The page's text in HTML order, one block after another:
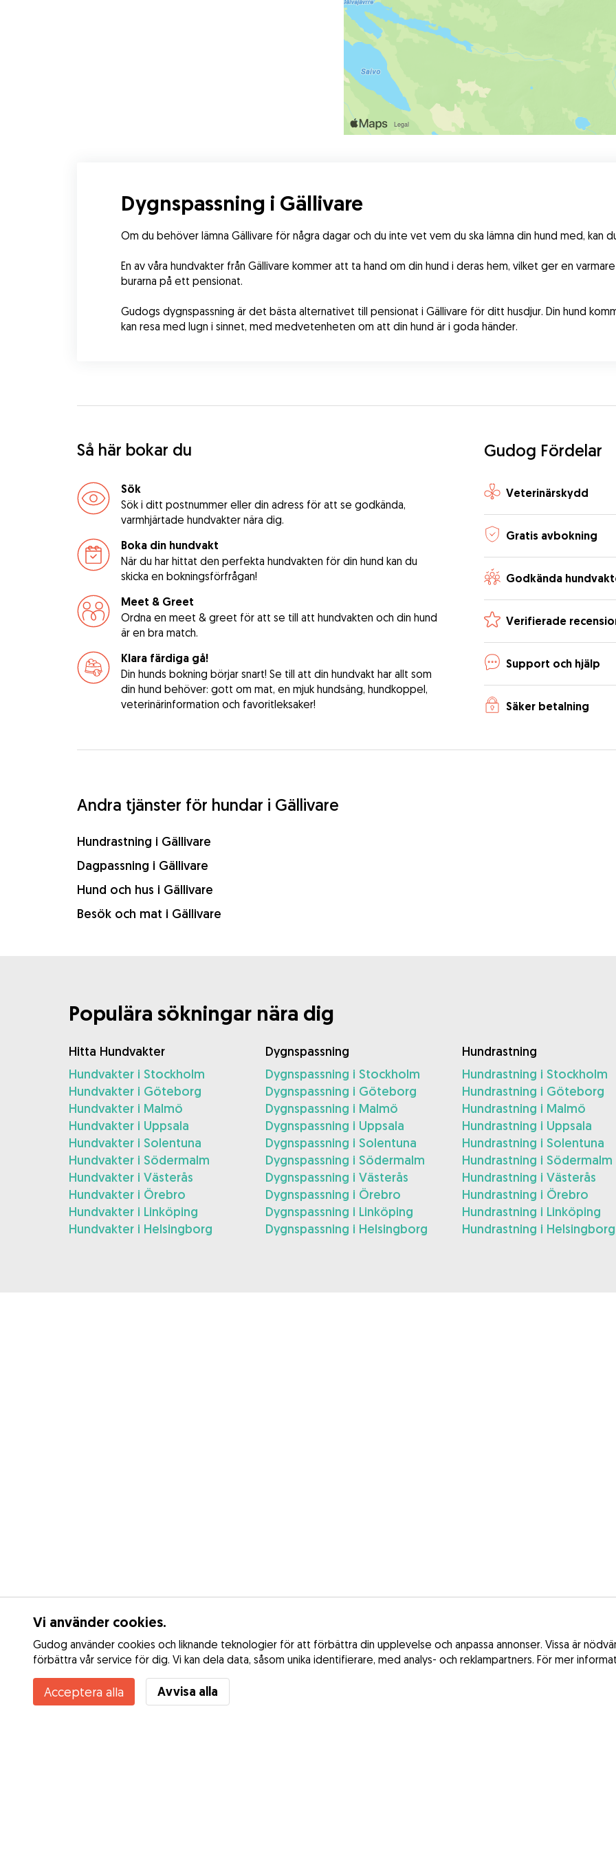
Dygnspassning i Gällivare
Om du behöver lämna Gällivare för några dagar och du inte vet vem du ska lämna din hund med, kan
En av våra hundvakter från Gällivare kommer att ta hand om din hund i deras hem, vilket ger en
burarna på ett pensionat.
Gudogs dygnspassning är det bästa alternativet till pensionat i Gällivare för ditt husdjur. Din hund
kan resa med lugn i sinnet, med medvetenheten om att din hund är i goda händer.
Så här bokar du
Sök
Sök i ditt postnummer eller din adress för att se godkända,
varmhjärtade hundvakter nära dig.
Boka din hundvakt
När du har hittat den perfekta hundvakten för din hund kan du
skicka en bokningsförfrågan!
Meet & Greet
Ordna en meet & greet för att se till att hundvakten och din hund
är en bra match.
Klara färdiga gå!
Din hunds bokning börjar snart! Se till att din hundvakt har allt som
din hund behöver: gott om mat, en mjuk hundsäng, hundkoppel,
veterinärinformation och favoritleksaker!
Gudog Fördelar
Veterinärskydd
Gratis avbokning
Godkända
Verifierade
Support och hjälp
Säker betalning
Andra tjänster för hundar i Gällivare
Hundrastning i Gällivare
Dagpassning i Gällivare
Hund och hus i Gällivare
Besök och mat i Gällivare
Vi använder cookies.
Gudog använder cookies och liknande teknologier för att förbättra din upplevelse och anpassa annonser. Vissa är
förbättra vår service för dig. Vi kan dela data, såsom unika identifierare, med analys- och reklampartners. För mer
Acceptera alla Avvisa alla
Populära sökningar nära dig
Hitta Hundvakter
Hundvakter i Stockholm
Hundvakter i Göteborg
Hundvakter i Malmö
Hundvakter i Uppsala
Hundvakter i Solentuna
Hundvakter i Södermalm
Hundvakter i Västerås
Hundvakter i Örebro
Hundvakter i Linköping
Hundvakter i Helsingborg
Dygnspassning
Dygnspassning i Stockholm
Dygnspassning i Göteborg
Dygnspassning i Malmö
Dygnspassning i Uppsala
Dygnspassning i Solentuna
Dygnspassning i Södermalm
Dygnspassning i Västerås
Dygnspassning i Örebro
Dygnspassning i Linköping
Dygnspassning i Helsingborg
Hundrastning
Hundrastning i Stockholm
Hundrastning i Göteborg
Hundrastning i Malmö
Hundrastning i Uppsala
Hundrastning i Solentuna
Hundrastning i Södermalm
Hundrastning i Västerås
Hundrastning i Örebro
Hundrastning i Linköping
Hundrastning i Helsingborg